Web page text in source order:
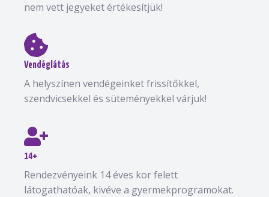
nem vett jegyeket értékesítjük!
Vendéglátás
A helyszínen vendégeinket frissítőkkel,
szendvicsekkel és süteményekkel várjuk!
14+
Rendezvényeink 14 éves kor felett
látogathatóak, kivéve a gyermekprogramokat.